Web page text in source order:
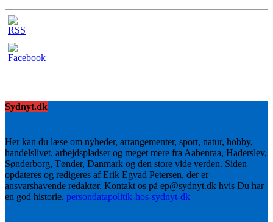
Sydnyt.dk
Her kan du læse om nyheder, arrangementer, sport, natur, hobby,
handelslivet, arbejdspladser og meget mere fra Aabenraa, Haderslev,
Sønderborg, Tønder, Danmark og den store vide verden. Siden
opdateres og redigeres af Erik Egvad Petersen, der er
ansvarshavende redaktør. Kontakt os på ep@sydnyt.dk hvis Du har
en god historie. persondatapolitik-hos-sydnyt-dk